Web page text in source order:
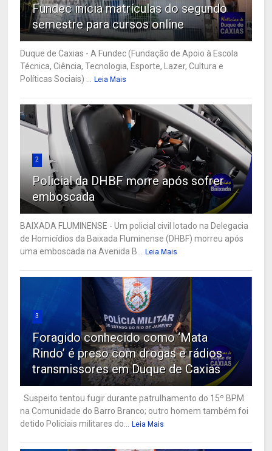
Fundec inicia matrículas do segundo
semestre para cursos online
Duque de Caxias - A Fundec (Fundação de Apoio à Escola
Técnica, Ciência, Tecnologia, Esporte, Lazer, Cultura e
Políticas Sociais) ...
Leia Mais
2
Policial da DHBF morre após sofrer
emboscada
BAIXADA FLUMINENSE - Um policial civil lotado na Delegacia
de Homicídios da Baixada Fluminense (DHBF) morreu após
uma emboscada na Avenida B...
Leia Mais
3
Foragido conhecido como ‘Mata
Rindo’ é preso com drogas e rádios
transmissores em Duque de Caxias
Suspeito tentou fugir durante patrulhamento do 15º BPM
na Comunidade do Barro Branco; outro homem também foi
detido Policiais militares do...
Leia Mais